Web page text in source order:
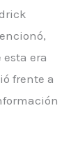
esta era
frente a